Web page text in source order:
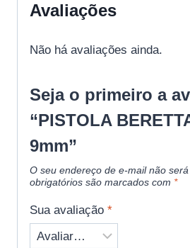
Avaliações
Não há avaliações ainda.
Seja o primeiro a
“PISTOLA
9mm”
O seu endereço de e-mail não será
obrigatórios são marcados com *
Sua avaliação *